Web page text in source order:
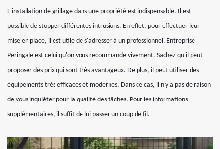
L'installation de grillage dans une propriété est indispensable. Il est
possible de stopper différentes intrusions. En effet, pour effectuer leur
mise en place, il est utile de s'adresser à un professionnel. Entreprise
Peringale est celui qu'on vous recommande vivement. Sachez qu'il peut
proposer des prix qui sont très avantageux. De plus, il peut utiliser des
équipements très efficaces et modernes. Dans ce cas, il n'y a pas de raison
de vous inquiéter pour la qualité des tâches. Pour les informations
supplémentaires, il suffit de lui passer un coup de fil.